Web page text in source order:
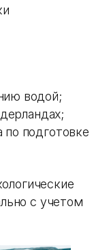
водой;
подготовке
с учетом